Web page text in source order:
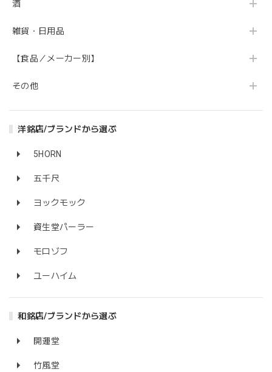
酒
雑貨・日用品
【食品／メーカー別】
その他
洋銘店/ブランドから選ぶ
5HORN
五千尺
ヨックモック
資生堂パーラー
モロゾフ
ユーハイム
和銘店/ブランドから選ぶ
開運堂
竹風堂